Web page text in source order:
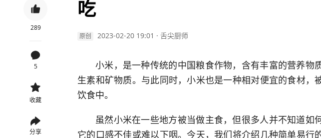
289
5
收藏
分享
吃
原创 2023-02-20 19:01 · 舌尖厨师
小米，是一种传统的中国粮食作物，含有丰富的营养物
生素和矿物质。与此同时，小米也是一种相对便宜的食材，
饮食中。
虽然小米在一些地方被当做主食，但很多人并不知道如
它的口感不佳或难以下咽。今天，我们将介绍几种简单易行